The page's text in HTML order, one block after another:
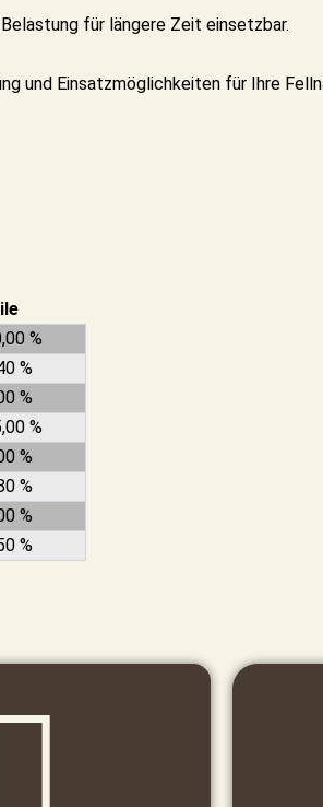
für längere Zeit einsetzbar.
und Einsatzmöglichkeiten für Ihre
%
%
%
%
%
%
%
%